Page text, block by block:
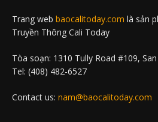
Trang web baocalitoday.com là sản
Truyền Thông Cali Today
Tòa soạn: 1310 Tully Road #109,
Tel: (408) 482-6527
Contact us: nam@baocalitoday.com